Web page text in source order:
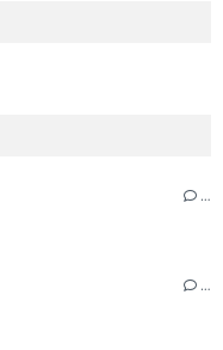
…
…